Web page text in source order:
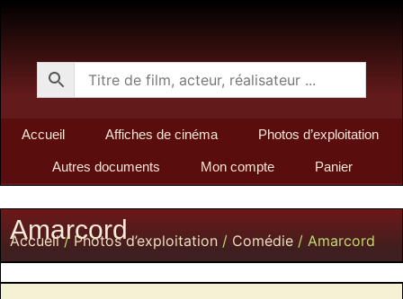
Accueil Affiches de cinéma Photos d’exploitation
Autres documents Mon compte Panier
Amarcord
Accueil/ Photos d’exploitation / Comédie / Amarcord